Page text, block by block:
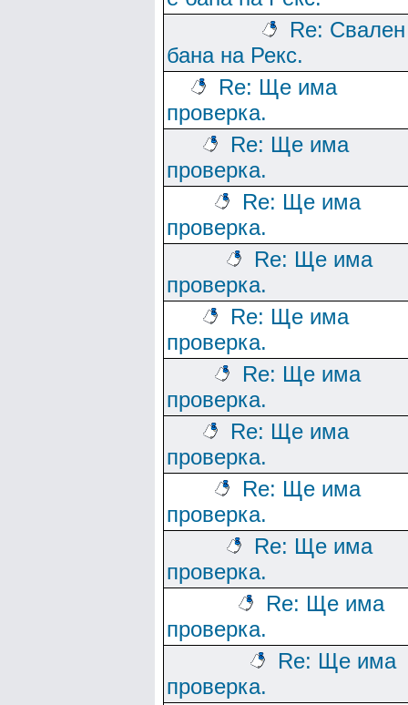
Re:
бана на Рекс.
Re: Ще има
проверка.
Re: Ще има
проверка.
Re: Ще има
проверка.
Re: Ще има
проверка.
Re: Ще има
проверка.
Re: Ще има
проверка.
Re: Ще има
проверка.
Re: Ще има
проверка.
Re: Ще има
проверка.
Re: Ще има
проверка.
Re: Ще има
проверка.